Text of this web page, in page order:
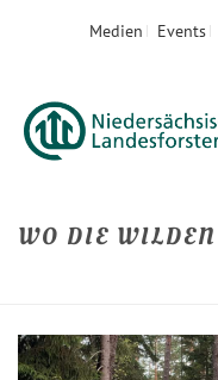
Medien Events
WO DIE